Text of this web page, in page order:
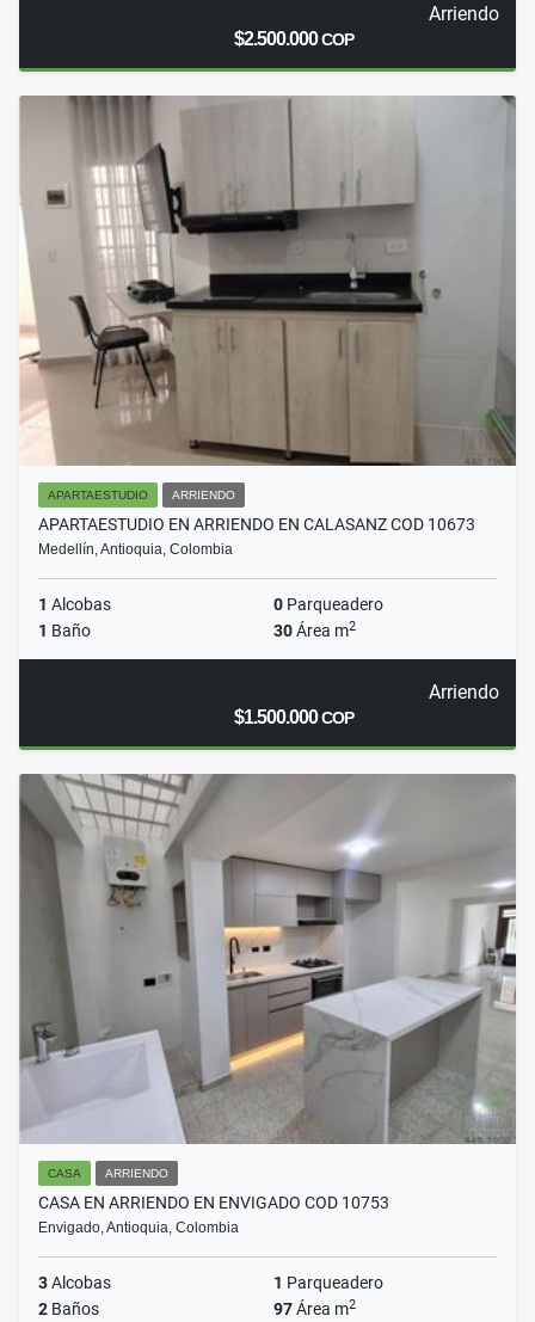
Arriendo
$2.500.000COP
APARTAESTUDIO ARRIENDO
APARTAESTUDIO EN ARRIENDO EN CALASANZ COD 10673
Medellín, Antioquia, Colombia
1 Alcobas 0 Parqueadero
1 Baño 30Área m2
Arriendo
$1.500.000COP
CASA ARRIENDO
CASA EN ARRIENDO EN ENVIGADO COD 10753
Envigado, Antioquia, Colombia
3Alcobas 1 Parqueadero
2 Baños 97Área m2